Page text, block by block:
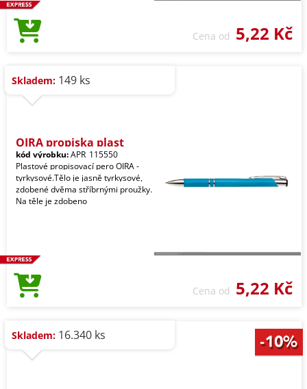
Cena od 5,22 Kč
Skladem: 149 ks
OIRA propiska plast
kód výrobku:APR_115550
Plastové propisovací pero OIRA -
tyrkysové.Tělo je jasně tyrkysové,
zdobené dvěma stříbrnými proužky.
Na těle je zdobeno
Cena od 5,22 Kč
Skladem: 16.340 ks